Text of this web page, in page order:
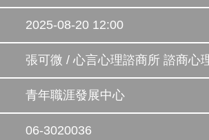
2025-08-20 12:00
張可微 / 心言心理諮商所 諮商心
青年職涯發展中心
06-3020036